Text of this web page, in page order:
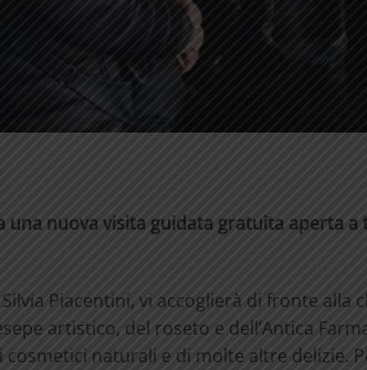
una nuova visita guidata gratuita aperta a
Piacentini, vi accoglierà di fronte alla
artistico, del roseto e dell’Antica
naturali e di molte altre delizie.